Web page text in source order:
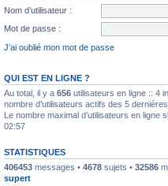
Nom d’utilisateur :
Mot de passe :
J’ai oublié mon mot de passe
QUI EST EN LIGNE ?
Au total, il y a 656 utilisateurs en ligne :: 4
nombre d’utilisateurs actifs des 5
Le nombre maximal d’utilisateurs en ligne
02:57
STATISTIQUES
406453 messages • 4678 sujets • 32586
supert